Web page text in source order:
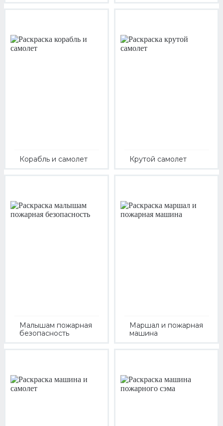
Корабль и самолет Крутой самолет
Малышам пожарная
безопасность
Маршал и пожарная
машина